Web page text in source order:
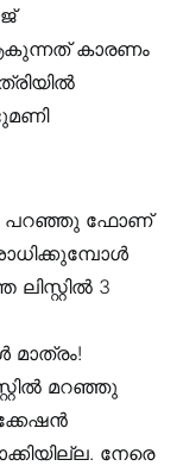
കാരണം
പറഞ്ഞു ഫോണ്
3
മറഞ്ഞു
നേരെ